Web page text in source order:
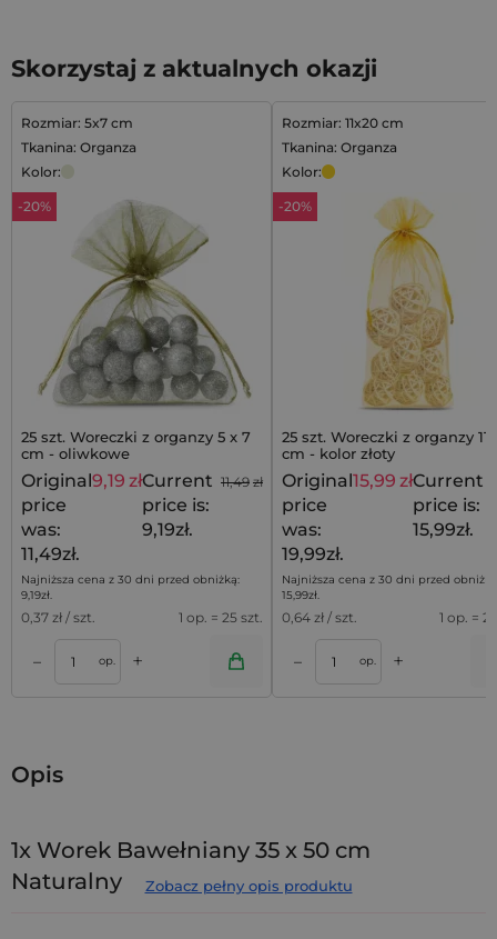
Skorzystaj z aktualnych okazji
Rozmiar: 5x7 cm
Tkanina: Organza
Kolor:
-20%
25 szt. Woreczki z organzy 5 x 7
cm - oliwkowe
11,49 zł
Original
price
was:
11,49zł.
9,19 złCurrent
price is:
9,19zł.
Najniższa cena z 30 dni przed obniżką:
9,19zł.
0,37 zł / szt. 1 op. = 25 szt.
– op. +
Rozmiar: 11x20 cm
Tkanina: Organza
Kolor:
-20%
25 szt. Woreczki z organzy 11
cm - kolor złoty
Original
price
was:
19,99zł.
15,99 złCurrent
price is:
15,99zł.
Najniższa cena z 30 dni przed
15,99zł.
0,64 zł / szt. 1 op. =
– op. +
Dodaj do koszyka
Opis
1x Worek Bawełniany 35 x 50 cm
Naturalny
Zobacz pełny opis produktu